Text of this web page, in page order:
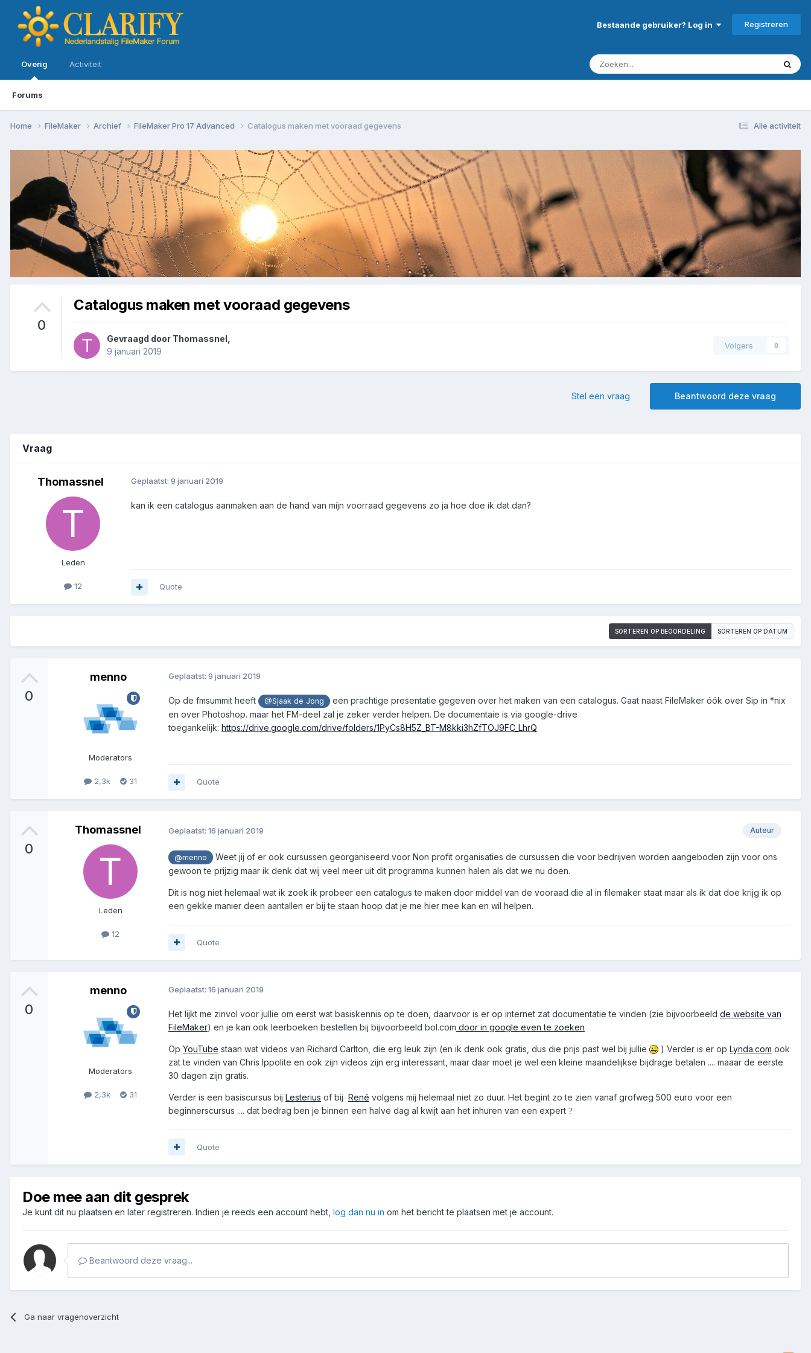
Bestaande gebruiker? Log in Registreren
Overig
Forums
Activiteit
Alle activiteit
Home FileMaker Archief FileMaker Pro 17 Advanced Catalogus maken met vooraad gegevens
0
Catalogus maken met vooraad gegevens
Gevraagd door Thomassnel
9 januari 2019
Volgers 0
Beantwoord deze vraag
Stel een vraag
Vraag
Thomassnel
Leden
12
Geplaatst: 9 januari 2019
kan ik een catalogus aanmaken aan de hand van mijn voorraad gegevens zo ja hoe doe ik dat dan?
Quote
SORTEREN OP BEOORDELING SORTEREN OP DATUM
0
menno
Moderators
2,3k 31
Geplaatst: 9 januari 2019
Op de fmsummit heeft @Sjaak de Jong
een prachtige presentatie gegeven over het maken van een catalogus. Gaat naast FileMaker óók over Sip in *nix
en over Photoshop. maar het FM-deel zal je zeker verder helpen. De documentaie is via google-drive
toegankelijk: https://drive.google.com/drive/folders/1PyCs8H5Z_BT-M8kki3hZfTOJ9FC_LhrQ
Quote
0
Thomassnel
Leden
12
Auteur
Geplaatst: 16 januari 2019
@menno
Weet jij of er ook cursussen georganiseerd voor Non profit organisaties de cursussen die voor bedrijven worden aangeboden zijn voor ons
gewoon te prijzig maar ik denk dat wij veel meer uit dit programma kunnen halen als dat we nu doen.
Dit is nog niet helemaal wat ik zoek ik probeer een catalogus te maken door middel van de vooraad die al in filemaker staat maar als ik dat doe krijg ik op
een gekke manier deen aantallen er bij te staan hoop dat je me hier mee kan en wil helpen.
Quote
0
menno
Moderators
2,3k 31
Geplaatst: 16 januari 2019
Het lijkt me zinvol voor jullie om eerst wat basiskennis op te doen, daarvoor is er op internet zat documentatie te vinden (zie bijvoorbeeld de website van
FileMaker) en je kan ook leerboeken bestellen bij bijvoorbeeld bol.com door in google even te zoeken
Op YouTube staan wat videos van Richard Carlton, die erg leuk zijn (en ik denk ook gratis, dus die prijs past wel bij jullie ) Verder is er op Lynda.com ook
zat te vinden van Chris Ippolite en ook zijn videos zijn erg interessant, maar daar moet je wel een kleine maandelijkse bijdrage betalen .... maaar de eerste
30 dagen zijn gratis.
Verder is een basiscursus bij Lesterius of bij René volgens mij helemaal niet zo duur. Het begint zo te zien vanaf grofweg 500 euro voor een
beginnerscursus .... dat bedrag ben je binnen een halve dag al kwijt aan het inhuren van een expert ?
Quote
Doe mee aan dit gesprek
Je kunt dit nu plaatsen en later registreren. Indien je reeds een account hebt, log dan nu in om het bericht te plaatsen met je account.
Beantwoord deze vraag...
Ga naar vragenoverzicht